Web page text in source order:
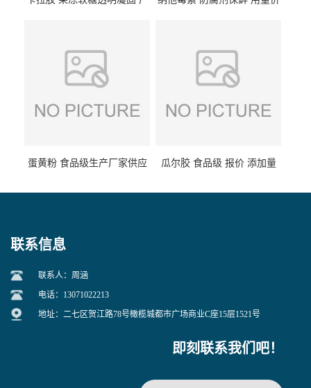
蛋黄粉 食品级生产厂家供应 瓜尔胶 食品级 报价 添加量
联系信息
联系人：周涵
电话：13071022213
地址：二七区贺江路78号橄榄城都市广场商业C座15层1521号
即刻联系我们吧！